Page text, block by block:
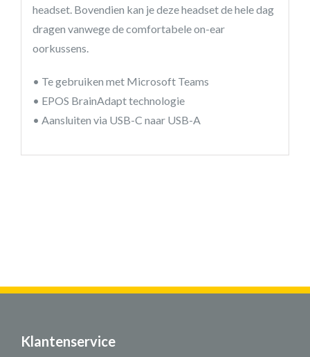
headset. Bovendien kan je deze headset de hele dag
dragen vanwege de comfortabele on-ear
oorkussens.
• Te gebruiken met Microsoft Teams
• EPOS BrainAdapt technologie
• Aansluiten via USB-C naar USB-A
Klantenservice